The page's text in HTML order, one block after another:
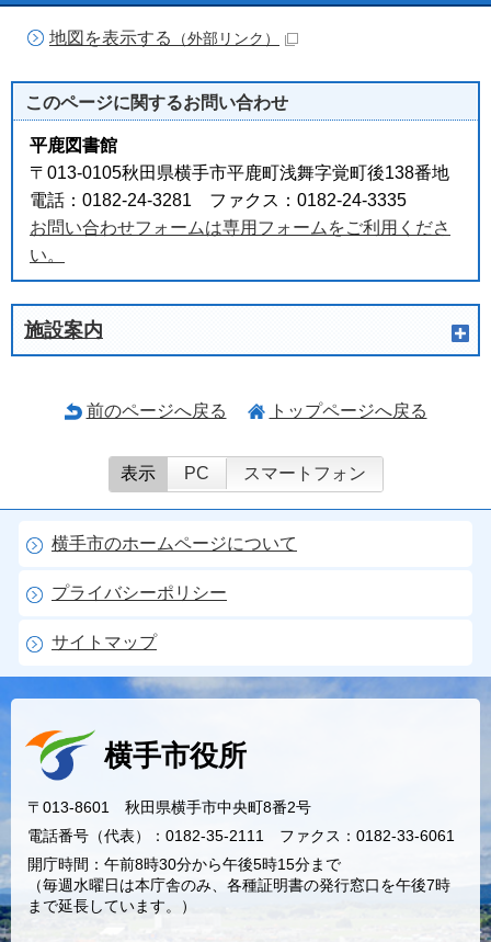
地図を表示する （外部リンク）
このページに関するお問い合わせ
平鹿図書館
〒013-0105秋田県横手市平鹿町浅舞字覚町後138番地
電話：0182-24-3281 ファクス：0182-24-3335
お問い合わせフォームは専用フォームをご利用くださ
い。
施設案内
前のページへ戻る トップページへ戻る
表示 PC スマートフォン
横手市のホームページについて
プライバシーポリシー
サイトマップ
横手市役所
〒013-8601 秋田県横手市中央町8番2号
電話番号（代表）：0182-35-2111 ファクス：0182-33-6061
開庁時間：午前8時30分から午後5時15分まで
（毎週水曜日は本庁舎のみ、各種証明書の発行窓口を午後7時
まで延長しています。）